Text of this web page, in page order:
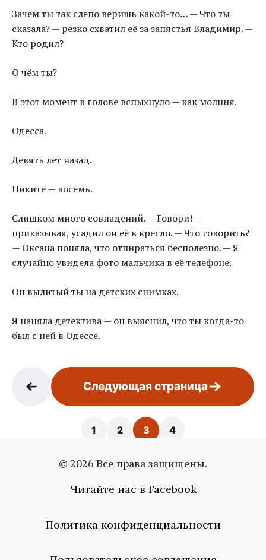
Зачем ты так слепо веришь какой-то… — Что ты
сказала? — резко схватил её за запястья Владимир. —
Кто родил?
О чём ты?
В этот момент в голове вспыхнуло — как молния.
Одесса.
Девять лет назад.
Никите — восемь.
Слишком много совпадений. — Говори! —
приказывая, усадил он её в кресло. — Что говорить?
— Оксана поняла, что отпираться бесполезно. — Я
случайно увидела фото мальчика в её телефоне.
Он вылитый ты на детских снимках.
Я наняла детектива — он выяснил, что ты когда-то
был с ней в Одессе.
Следующая страница
1 2 3 4
Страница: 3 / 4
© 2026 Все права защищены.
Читайте нас в Facebook
Политика конфиденциальности